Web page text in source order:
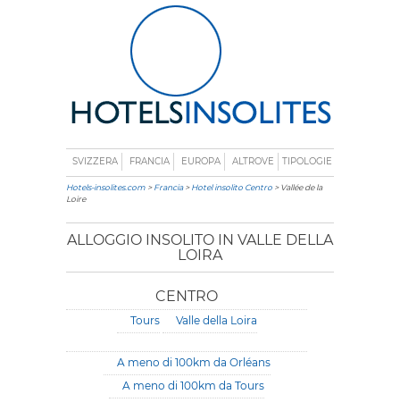
SVIZZERA FRANCIA EUROPA ALTROVE TIPOLOGIE
Hotels-insolites.com >Francia>Hotel insolito Centro > Vallée de la
Loire
ALLOGGIO INSOLITO IN VALLE DELLA
LOIRA
CENTRO
Tours Valle della Loira
A meno di 100km da Orléans
A meno di 100km da Tours